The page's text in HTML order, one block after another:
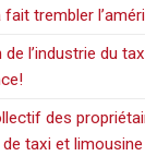
fait trembler
l’industrie du
des
taxi et limousine